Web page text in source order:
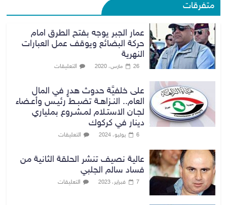
متفرقات
عمار الجبر يوجه بفتح الطرق امام
حركة البضائع ويوقف عمل العبارات
النهرية
26 مارس، 2020 التعليقات
على خلفيَّة حدوث هدرٍ في المال
العام.. النـزاهـة تضبـط رئيـس وأعـضاء
لجـان الاستـلام لمـشـروع بملياري
دينار في كركوك
6 يوليو، 2024 التعليقات
عالية نصيف تنشر الحلقة الثانية من
فساد سالم الجلبي
7 فبراير، 2023 التعليقات